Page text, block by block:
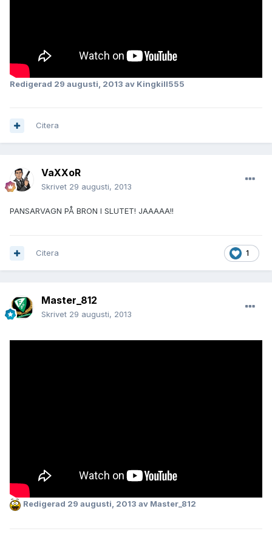
Redigerad 29 augusti, 2013 av Kingkill555
Citera
VaXXoR
Skrivet 29 augusti, 2013
PANSARVAGN PÅ BRON I SLUTET! JAAAAA!!
1
Citera
Master_812
Skrivet 29 augusti, 2013
Redigerad 29 augusti, 2013 av Master_812